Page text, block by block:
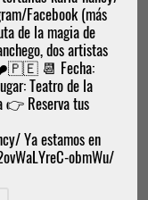
Facebook (más
de la magia de
dos artistas
❤️🇵🇪 📆 Fecha:
Teatro de la
👉 Reserva tus
Ya estamos en
obmWu/